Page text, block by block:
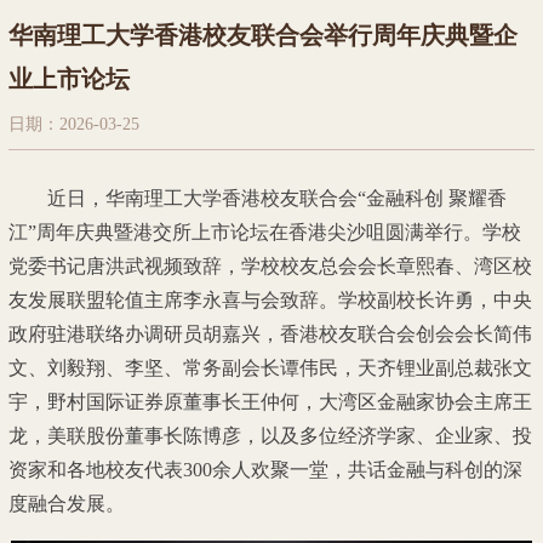
华南理工大学香港校友联合会举行周年庆典暨企
业上市论坛
日期：2026-03-25
近日，华南理工大学香港校友联合会“金融科创 聚耀香
江”周年庆典暨港交所上市论坛在香港尖沙咀圆满举行。学校
党委书记唐洪武视频致辞，学校校友总会会长章熙春、湾区校
友发展联盟轮值主席李永喜与会致辞。学校副校长许勇，中央
政府驻港联络办调研员胡嘉兴，香港校友联合会创会会长简伟
文、刘毅翔、李坚、常务副会长谭伟民，天齐锂业副总裁张文
宇，野村国际证券原董事长王仲何，大湾区金融家协会主席王
龙，美联股份董事长陈博彦，以及多位经济学家、企业家、投
资家和各地校友代表300余人欢聚一堂，共话金融与科创的深
度融合发展。